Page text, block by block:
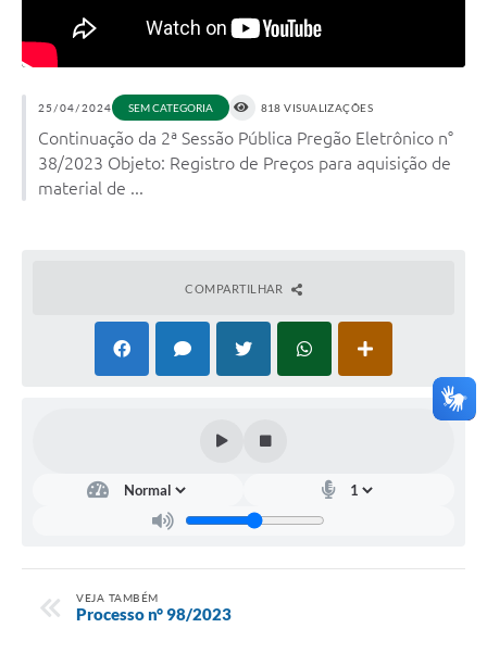
25/04/2024 SEM CATEGORIA 818 VISUALIZAÇÕES
Continuação da 2ª Sessão Pública Pregão Eletrônico n°
38/2023 Objeto: Registro de Preços para aquisição de
material de ...
COMPARTILHAR
VEJA TAMBÉM
Processo n° 98/2023